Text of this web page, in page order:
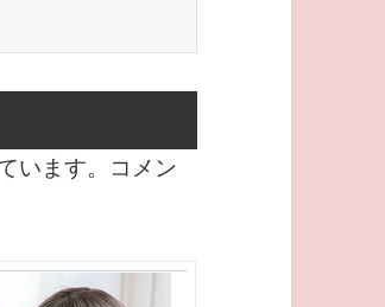
ます。
コメン